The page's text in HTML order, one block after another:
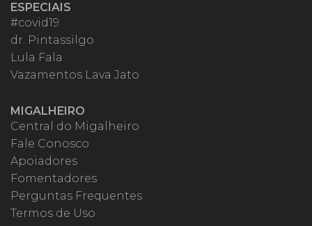
ESPECIAIS
#covid19
dr. Pintassilgo
Lula Fala
Vazamentos Lava Jato
MIGALHEIRO
Central do Migalheiro
Fale Conosco
Apoiadores
Fomentadores
Perguntas Frequentes
Termos de Uso